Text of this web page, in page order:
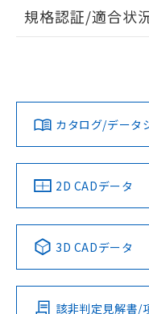
ロ
ダウンロードデータを
みください。
ソフトウェアの使用条件
EU RoHS 注意事項
対応済み
中国 RoHS 注意事項
Pb Hg
規格認証/適合状
カタログ/データ
2D CADデータ
3D CADデータ
該非判定見解書/